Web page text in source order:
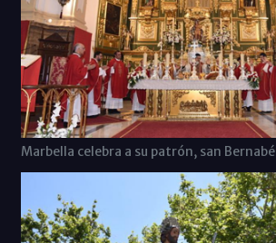
Marbella celebra a su patrón, san Bernabé